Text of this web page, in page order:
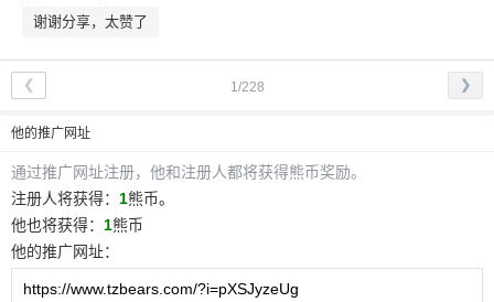
谢谢分享，太赞了
1/228
❮ ❯
他的推广网址
通过推广网址注册， 他和注册人都将获得熊币奖励。
注册人将获得： 1熊币。
他也将获得： 1熊币
他的推广网址：